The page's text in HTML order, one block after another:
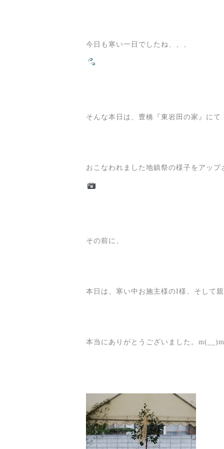
今日も寒い一日でしたね、、、
そんな本日は、豊橋『東岩田の家』にて
おこなわれました地鎮祭の様子をアップ
その前に、
本日は、寒い中お施主様のI様、そして
本当にありがとうございました。m(__)m